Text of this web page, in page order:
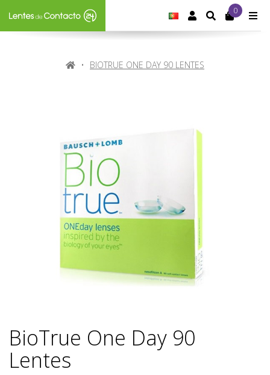
IDIOMA:
PORTUGUÊS
CONTA DE
SEARCH
0
HOMEBIOTRUE ONE DAY 90 LENTES
BioTrue One Day 90
Lentes